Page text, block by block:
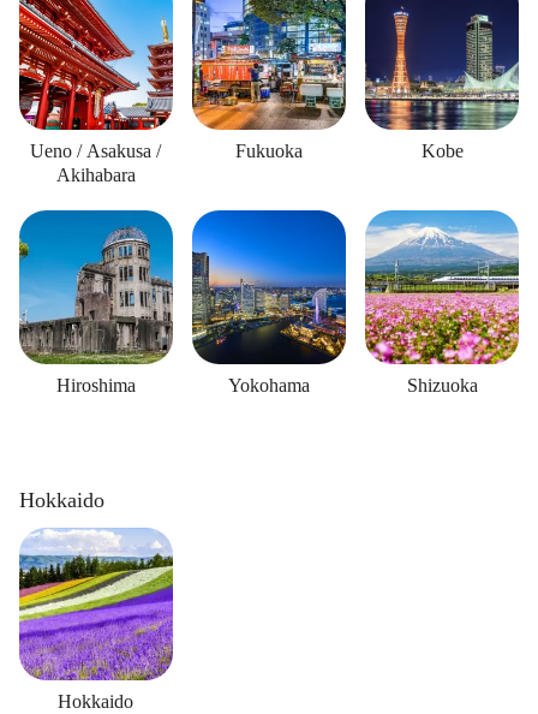
Ueno / Asakusa /
Akihabara
Fukuoka Kobe
Hiroshima Yokohama Shizuoka
Hokkaido
Hokkaido